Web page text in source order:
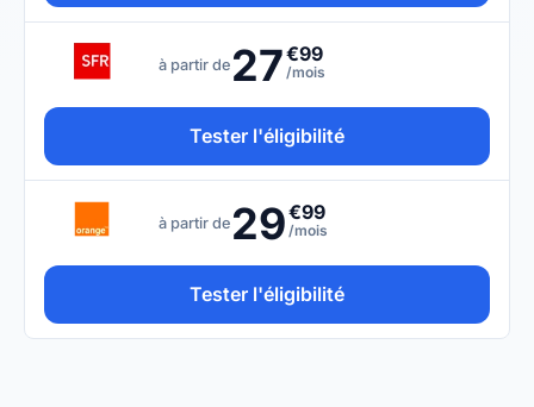
à partir de 27€99
/mois
Tester l'éligibilité
à partir de 29€99
/mois
Tester l'éligibilité